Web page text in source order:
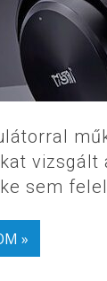
vizsgált
sem
»